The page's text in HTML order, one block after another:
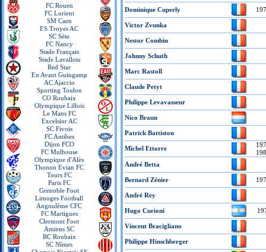
FC Rouen
FC Lorient
SM Caen
ES Troyes AC
SC Sète
FC Nancy
Stade Français
Stade Lavallois
Red Star
En Avant Guingamp
AC Ajaccio
Sporting Toulon
CO Roubaix
Olympique Lillois
Le Mans FC
Excelsior AC
SC Fivois
FC Antibes
Dijon FCO
FC Mulhouse
Olympique d'Alès
Thonon Evian FC
Tours FC
Paris FC
Grenoble Foot
Limoges Football
Angoulême CFC
FC Martigues
Clermont Foot
Amiens SC
RC Roubaix
SC Nîmes
Dominique Cuperly
Victor Zvunka
Nestor Combin
Johnny Schuth
Marc Rastoll
Claude Petyt
Philippe Levavasseur
Nico Braun
Patrick Battiston
Michel Ettorre
André Betta
Bernard Zénier
André Rey
Hugo Curioni
Vincent Bracigliano
Philippe Hinschberger